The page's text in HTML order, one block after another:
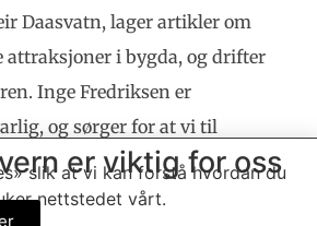
Daasvatn, lager artikler om
attraksjoner i bygda, og drifter
Inge Fredriksen er
og sørger for at vi til
og funksjonell
innholdet på.
er viktig for oss
slik at vi kan forstå hvordan du
nettstedet vårt.